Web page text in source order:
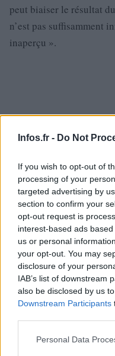
Infos.fr - Do Not
If you wish to opt-out of
processing of your
targeted advertising by
section to confirm your
opt-out request is
interest-based ads
us or personal
your opt-out. You may
disclosure of your
IAB’s list of downstream
also be disclosed by us
Downstream Participants
Please note that this
Personal Data
peut biaiser le résultat
n’est pas suffisamment
inaperçu ».
L’annonce de la
Pierrette Nanga, âgée
n’avait que deux ans et